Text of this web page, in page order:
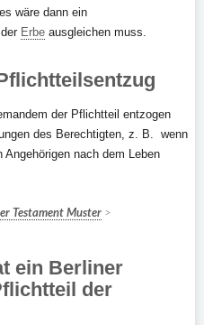
wäre dann ein
Erbe ausgleichen muss.
der Pflichtteil entzogen
des Berechtigten, z. B. wenn
nach dem Leben
Testament Muster >
ein Berliner
der